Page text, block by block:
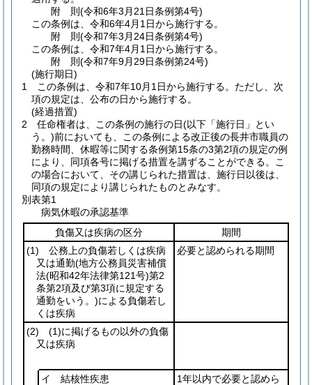
附 則(令和6年3月21日条例第4号)
この条例は、令和6年4月1日から施行する。
附 則(令和7年3月24日条例第4号)
この条例は、令和7年4月1日から施行する。
附 則(令和7年9月29日条例第24号)
(施行期日)
1
この条例は、令和7年10月1日から施行する。 ただし、次
項の規定は、公布の日から施行する。
(経過措置)
2
任命権者は、この条例の施行の日(以下「施行日」とい
う。)前においても、この条例による改正後の長井市職員の
勤務時間、休暇等に関する条例第15条の3第2項の規定の例
により、同項各号に掲げる措置を講ずることができる。
こ
の場合において、その講じられた措置は、施行日以後は、
同項の規定により講じられたものとみなす。
別表第1
病気休暇の承認基準
負傷又は疾病の区分
期間
(1) 公務上の負傷若しくは疾病
又は通勤(地方公務員災害補償
法(昭和42年法律第121号)第2
条第2項及び第3項に規定する
通勤をいう。)による負傷若し
くは疾病
必要と認められる期間
(2) (1)に掲げるもの以外の負傷
又は疾病
イ 結核性疾患
1年以内で必要と認めら